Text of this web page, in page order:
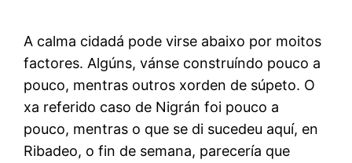
A calma cidadá pode virse abaixo por moitos
factores. Algúns, vánse construíndo pouco a
pouco, mentras outros xorden de súpeto. O
xa referido caso de Nigrán foi pouco a
pouco, mentras o que se di sucedeu aquí, en
Ribadeo, o fin de semana, parecería que